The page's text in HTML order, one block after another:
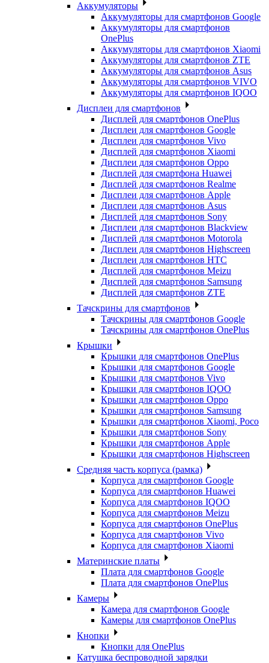
Аккумуляторы
Аккумуляторы для смартфонов Google
Аккумуляторы для смартфонов
OnePlus
Аккумуляторы для смартфонов Xiaomi
Аккумуляторы для смартфонов ZTE
Аккумуляторы для cмартфонов Asus
Аккумуляторы для смартфонов VIVO
Аккумуляторы для смартфонов IQOO
Дисплеи для смартфонов
Дисплей для смартфонов OnePlus
Дисплеи для смартфонов Google
Дисплеи для смартфонов Vivo
Дисплей для смартфонов Xiaomi
Дисплеи для смартфонов Oppo
Дисплей для смартфона Huawei
Дисплей для смартфонов Realme
Дисплеи для смартфонов Apple
Дисплеи для смартфонов Asus
Дисплей для смартфонов Sony
Дисплеи для смартфонов Blackview
Дисплей для смартфонов Motorola
Дисплеи для смартфонов Highscreen
Дисплеи для смартфонов HTC
Дисплей для смартфонов Meizu
Дисплей для смартфонов Samsung
Дисплей для смартфонов ZTE
Тачскрины для смартфонов
Тачскрины для смартфонов Google
Тачскрины для смартфонов OnePlus
Крышки
Крышки для смартфонов OnePlus
Крышки для смартфонов Google
Крышки для смартфонов Vivo
Крышки для смартфонов IQOO
Крышки для смартфонов Oppo
Крышки для смартфонов Samsung
Крышки для смартфонов Xiaomi, Poco
Крышки для смартфонов Sony
Крышки для смартфонов Apple
Крышки для смартфонов Highscreen
Средняя часть корпуса (рамка)
Корпуса для смартфонов Google
Корпуса для смартфонов Huawei
Корпуса для смартфонов IQOO
Корпуса для смартфонов Meizu
Корпуса для смартфонов OnePlus
Корпуса для смартфонов Vivo
Корпуса для смартфонов Xiaomi
Материнские платы
Плата для смартфонов Google
Плата для смартфонов OnePlus
Камеры
Камера для смартфонов Google
Камеры для смартфонов OnePlus
Кнопки
Кнопки для OnePlus
Катушка беспроводной зарядки